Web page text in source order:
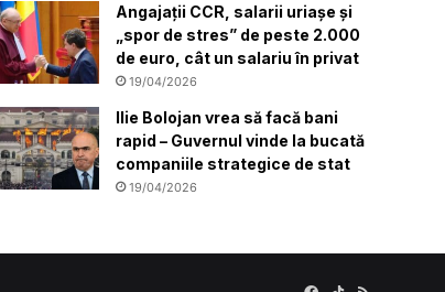
Angajații CCR, salarii uriașe și
„spor de stres” de peste 2.000
de euro, cât un salariu în privat
19/04/2026
Ilie Bolojan vrea să facă bani
rapid – Guvernul vinde la bucată
companiile strategice de stat
19/04/2026